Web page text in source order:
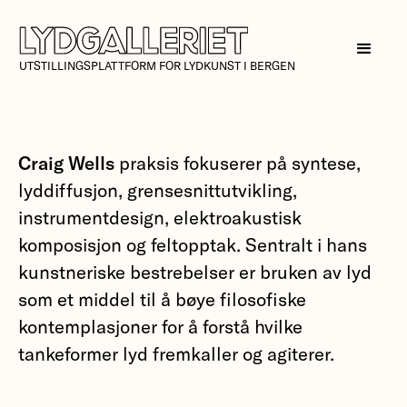
UTSTILLINGSPLATTFORM FOR LYDKUNST I BERGEN
Craig Wellspraksis fokuserer på syntese,
lyddiffusjon, grensesnittutvikling,
instrumentdesign, elektroakustisk
komposisjon og feltopptak. Sentralt i hans
kunstneriske bestrebelser er bruken av lyd
som et middel til å bøye filosofiske
kontemplasjoner for å forstå hvilke
tankeformer lyd fremkaller og agiterer.